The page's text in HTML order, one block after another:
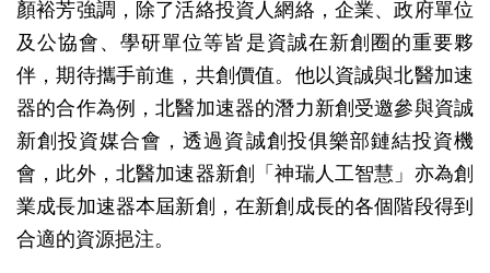
顏裕芳強調，除了活絡投資人網絡，企業、政府單位
及公協會、學研單位等皆是資誠在新創圈的重要夥
伴，期待攜手前進，共創價值。他以資誠與北醫加速
器的合作為例，北醫加速器的潛力新創受邀參與資誠
新創投資媒合會，透過資誠創投俱樂部鏈結投資機
會，此外，北醫加速器新創「神瑞人工智慧」亦為創
業成長加速器本屆新創，在新創成長的各個階段得到
合適的資源挹注。